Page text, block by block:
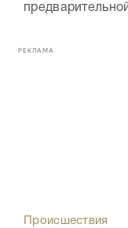
РЕКЛАМА
Происшествия